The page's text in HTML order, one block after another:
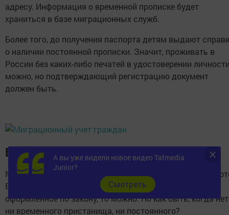
адресу. Информация о временной прописке будет
храниться в базе миграционных служб.
Более того, до получения паспорта детям выдают
о наличии постоянной прописки. Значит, проживать в
России без каких-либо печатей в удостоверении
можно, но подтверждающий регистрацию документ
должен быть.
Без регистрации и прописки
Мы рассмотрели, можно ли жить без прописки в
Если у человека есть временное место жительства,
оформленное по закону, то можно. Но как быть, когда нет
ни временного пристанища, ни постоянного?
А вы уже видели новое видео Tatmedia
Junior?
Cмотреть